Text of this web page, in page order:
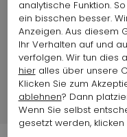
Sohle:
Plateausohle:
Land der Produktion:
analytische Funktion.
ein bisschen besser.
Anzeigen. Aus diesem
Ihr Verhalten auf und
verfolgen. Wir tun dies
hieralles über unsere
Klicken Sie zum
ablehnen? Dann
Wenn Sie selbst
gesetzt werden, klicken